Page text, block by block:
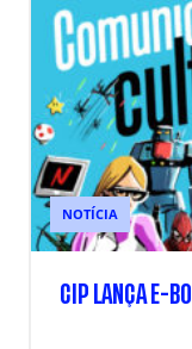
NOTÍCIA
CIP LANÇA E-